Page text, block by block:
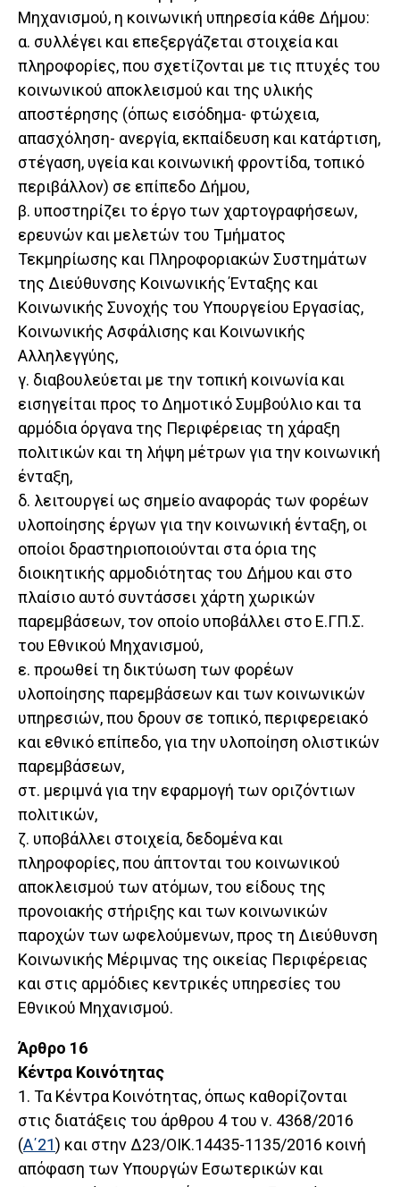
Μηχανισμού, η κοινωνική υπηρεσία κάθε Δήμου:
α. συλλέγει και επεξεργάζεται στοιχεία και
πληροφορίες, που σχετίζονται με τις πτυχές του
κοινωνικού αποκλεισμού και της υλικής
αποστέρησης (όπως εισόδημα- φτώχεια,
απασχόληση- ανεργία, εκπαίδευση και κατάρτιση,
στέγαση, υγεία και κοινωνική φροντίδα, τοπικό
περιβάλλον) σε επίπεδο Δήμου,
β. υποστηρίζει το έργο των χαρτογραφήσεων,
ερευνών και μελετών του Τμήματος
Τεκμηρίωσης και Πληροφοριακών Συστημάτων
της Διεύθυνσης Κοινωνικής Ένταξης και
Κοινωνικής Συνοχής του Υπουργείου Εργασίας,
Κοινωνικής Ασφάλισης και Κοινωνικής
Αλληλεγγύης,
γ. διαβουλεύεται με την τοπική κοινωνία και
εισηγείται προς το Δημοτικό Συμβούλιο και τα
αρμόδια όργανα της Περιφέρειας τη χάραξη
πολιτικών και τη λήψη μέτρων για την κοινωνική
ένταξη,
δ. λειτουργεί ως σημείο αναφοράς των φορέων
υλοποίησης έργων για την κοινωνική ένταξη, οι
οποίοι δραστηριοποιούνται στα όρια της
διοικητικής αρμοδιότητας του Δήμου και στο
πλαίσιο αυτό συντάσσει χάρτη χωρικών
παρεμβάσεων, τον οποίο υποβάλλει στο Ε.ΓΠ.Σ.
του Εθνικού Μηχανισμού,
ε. προωθεί τη δικτύωση των φορέων
υλοποίησης παρεμβάσεων και των κοινωνικών
υπηρεσιών, που δρουν σε τοπικό, περιφερειακό
και εθνικό επίπεδο, για την υλοποίηση ολιστικών
παρεμβάσεων,
στ. μεριμνά για την εφαρμογή των οριζόντιων
πολιτικών,
ζ. υποβάλλει στοιχεία, δεδομένα και
πληροφορίες, που άπτονται του κοινωνικού
αποκλεισμού των ατόμων, του είδους της
προνοιακής στήριξης και των κοινωνικών
παροχών των ωφελούμενων, προς τη Διεύθυνση
Κοινωνικής Μέριμνας της οικείας Περιφέρειας
και στις αρμόδιες κεντρικές υπηρεσίες του
Εθνικού Μηχανισμού.
Άρθρο 16
Κέντρα Κοινότητας
1. Τα Κέντρα Κοινότητας, όπως καθορίζονται
στις διατάξεις του άρθρου 4 του ν. 4368/2016
(Α΄21) και στην Δ23/ΟΙΚ.14435-1135/2016 κοινή
απόφαση των Υπουργών Εσωτερικών και